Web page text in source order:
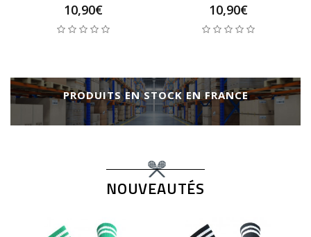
10,90€ 10,90€
PRODUITS EN STOCK EN FRANCE
NOUVEAUTÉS